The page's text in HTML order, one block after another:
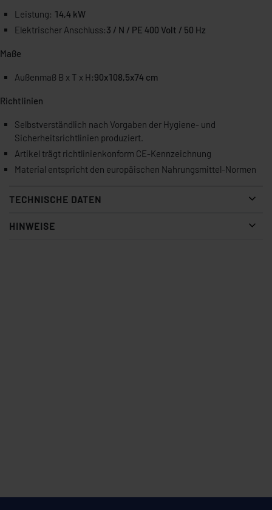
Leistung: 14,4 kW
Elektrischer Anschluss:3 / N / PE 400 Volt / 50 Hz
Maße
Außenmaß B x T x H:90x108,5x74 cm
Richtlinien
Selbstverständlich nach Vorgaben der Hygiene- und
Sicherheitsrichtlinien produziert.
Artikel trägt richtlinienkonform CE-Kennzeichnung
Material entspricht den europäischen Nahrungsmittel-Normen
TECHNISCHE DATEN
HINWEISE